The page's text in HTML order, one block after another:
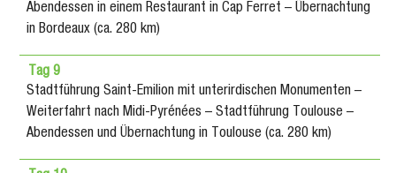
Abendessen in einem Restaurant in Cap Ferret – Übernachtung
in Bordeaux (ca. 280 km)
Tag 9
Stadtführung Saint-Emilion mit unterirdischen Monumenten –
Weiterfahrt nach Midi-Pyrénées – Stadtführung Toulouse –
Abendessen und Übernachtung in Toulouse (ca. 280 km)